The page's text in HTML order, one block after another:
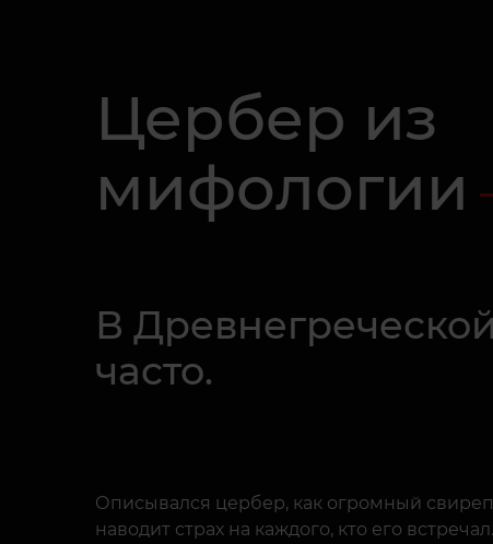
Цербер из
мифологии
В
часто.
Описывался цербер, как огромный
наводит страх на каждого, кто его